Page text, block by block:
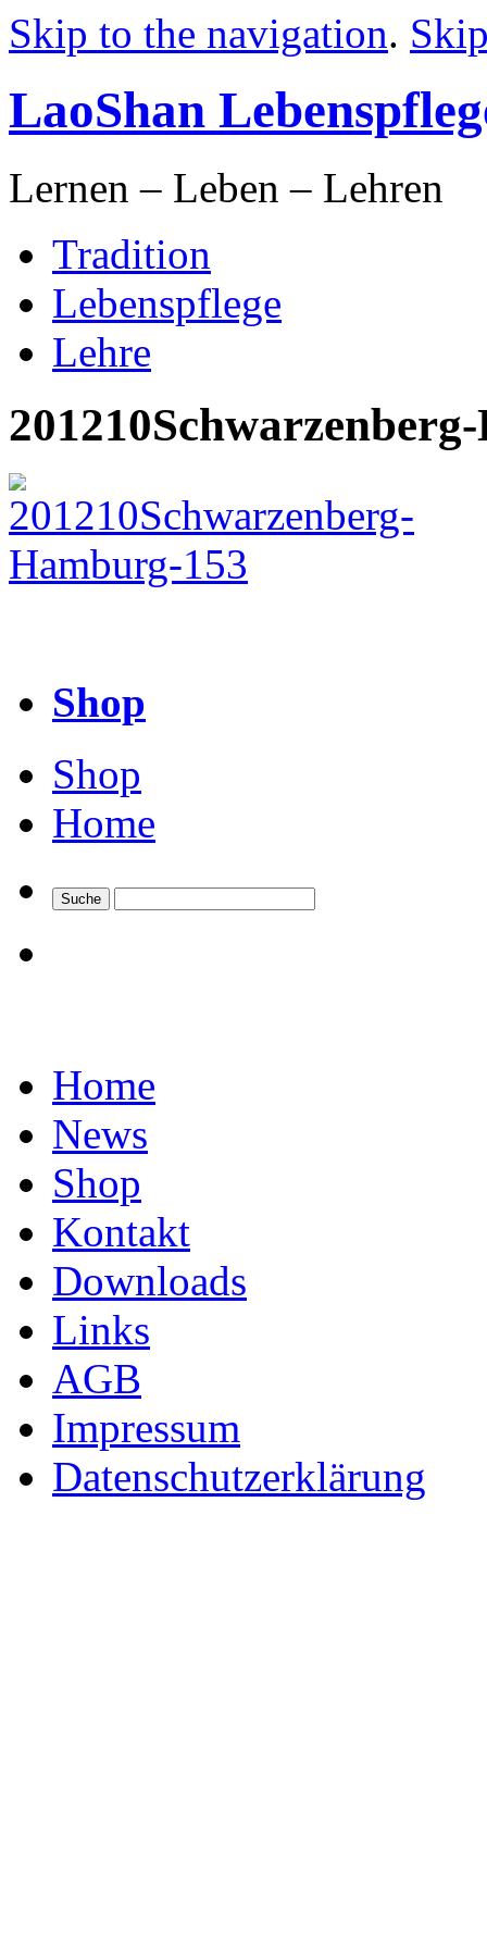
Skip to the navigation.
LaoShan
Lernen – Leben – Lehren
Tradition
Lebenspflege
Lehre
Shop
Shop
Home
Home
News
Shop
Kontakt
Downloads
Links
AGB
Impressum
Datenschutzerklärung